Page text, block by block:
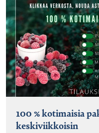
100 % kotimaisia
keskiviikkoisin